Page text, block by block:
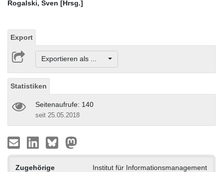
Rogalski, Sven [Hrsg.]
Export
Exportieren als ...
Statistiken
Seitenaufrufe: 140
seit 25.05.2018
Zugehörige
Institut für Informationsmanagement